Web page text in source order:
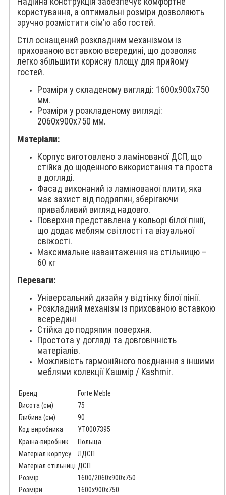
користування, а оптимальні розміри дозволяють
зручно розмістити сім’ю або гостей.
Стіл оснащений розкладним механізмом із
прихованою вставкою всередині, що дозволяє
легко збільшити корисну площу для прийому
гостей.
Розміри у складеному вигляді: 1600x900x750
мм.
Розміри у розкладеному вигляді:
2060x900x750 мм.
Матеріали:
Корпус виготовлено з ламінованої ДСП, що
стійка до щоденного використання та проста
в догляді.
Фасад виконаний із ламінованої плити, яка
має захист від подряпин, зберігаючи
привабливий вигляд надовго.
Поверхня представлена у кольорі білої пінії,
що додає меблям світлості та візуальної
свіжості.
Максимальне навантаження на стільницю –
60 кг
Переваги:
Універсальний дизайн у відтінку білої пінії.
Розкладний механізм із прихованою вставкою
всередині
Стійка до подряпин поверхня.
Простота у догляді та довговічність
матеріалів.
Можливість гармонійного поєднання з іншими
меблями колекції Кашмір / Kashmir.
Бренд
Forte Meble
Висота (см)
75
Глибина (см)
90
Код виробника
УТ0007395
Країна-виробник
Польща
Матеріал корпусу
ЛДСП
Матеріал стільниці ДСП
Розмір
1600/2060x900x750
Розміри
1600x900x750